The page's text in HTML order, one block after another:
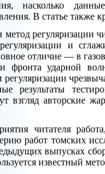
насколько
В статье также
регуляризации
и
отличие — в
фронта ударной
результаты
авторские
читателя
работ томских
выпусках
известный